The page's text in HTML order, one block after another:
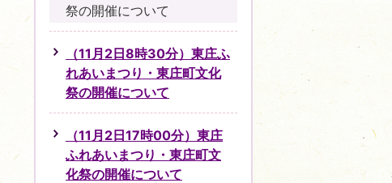
祭の開催について
（11月2日8時30分）東庄ふ
れあいまつり・東庄町文化
祭の開催について
（11月2日17時00分）東庄
ふれあいまつり・東庄町文
化祭の開催について